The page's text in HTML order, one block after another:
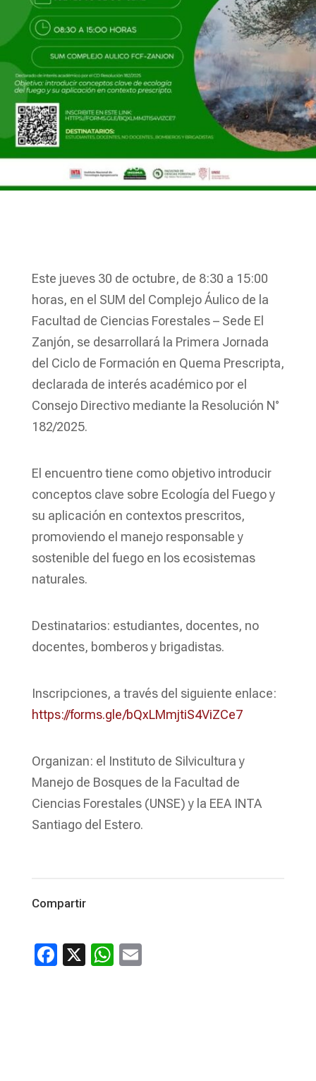
Este jueves 30 de octubre, de 8:30 a 15:00
horas, en el SUM del Complejo Áulico de la
Facultad de Ciencias Forestales – Sede El
Zanjón, se desarrollará la Primera Jornada
del Ciclo de Formación en Quema Prescripta,
declarada de interés académico por el
Consejo Directivo mediante la Resolución N°
182/2025.
El encuentro tiene como objetivo introducir
conceptos clave sobre Ecología del Fuego y
su aplicación en contextos prescritos,
promoviendo el manejo responsable y
sostenible del fuego en los ecosistemas
naturales.
Destinatarios: estudiantes, docentes, no
docentes, bomberos y brigadistas.
Inscripciones, a través del siguiente enlace:
https://forms.gle/bQxLMmjtiS4ViZCe7
Organizan: el Instituto de Silvicultura y
Manejo de Bosques de la Facultad de
Ciencias Forestales (UNSE) y la EEA INTA
Santiago del Estero.
Compartir
Facebook
X WhatsApp
Email